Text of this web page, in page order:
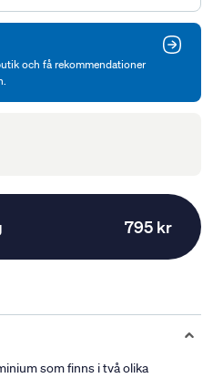
och få rekommendationer
795 kr
som finns i två olika